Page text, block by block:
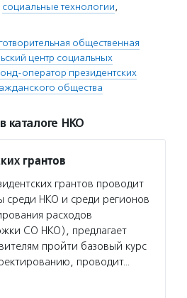
социальные технологии,
общественная
центр социальных
оператор президентских
общества
каталоге НКО
грантов
грантов проводит
среди НКО и среди регионов
расходов
СО НКО), предлагает
пройти базовый курс
проводит…